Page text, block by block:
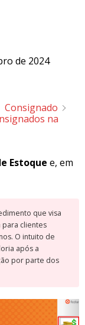
de 2024
Consignado
na
Estoque e, em
que visa
clientes
O intuito de
após a
por parte dos